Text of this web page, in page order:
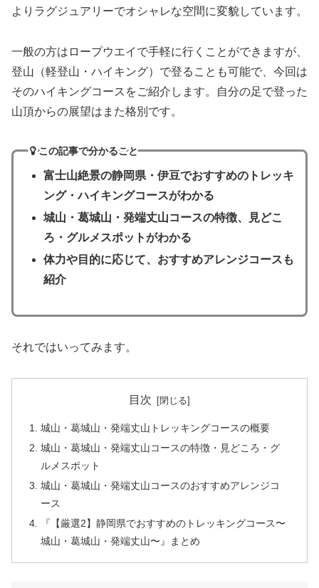
よりラグジュアリーでオシャレな空間に変貌しています。
一般の方はロープウエイで手軽に行くことができますが、
登山（軽登山・ハイキング）で登ることも可能で、今回は
そのハイキングコースをご紹介します。自分の足で登った
山頂からの展望はまた格別です。
この記事で分かること
富士山絶景の静岡県・伊豆でおすすめのトレッキ
ング・ハイキングコースがわかる
城山・葛城山・発端丈山コースの特徴、見どこ
ろ・グルメスポットがわかる
体力や目的に応じて、おすすめアレンジコースも
紹介
それではいってみます。
目次
城山・葛城山・発端丈山トレッキングコースの概要
城山・葛城山・発端丈山コースの特徴・見どころ・グ
ルメスポット
城山・葛城山・発端丈山コースのおすすめアレンジコ
ース
『【厳選2】静岡県でおすすめのトレッキングコース〜
城山・葛城山・発端丈山〜』まとめ